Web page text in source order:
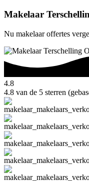
Makelaar
Nu makelaar offertes
4.8
4.8 van de 5 sterren